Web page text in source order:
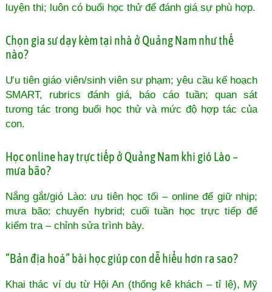
luyện thi; luôn có buổi học thử để đánh giá sự phù hợp.
Chọn gia sư dạy kèm tại nhà ở Quảng Nam như thế
nào?
Ưu tiên giáo viên/sinh viên sư phạm; yêu cầu kế hoạch
SMART, rubrics đánh giá, báo cáo tuần; quan sát
tương tác trong buổi học thử và mức độ hợp tác của
con.
Học online hay trực tiếp ở Quảng Nam khi gió Lào –
mưa bão?
Nắng gắt/gió Lào: ưu tiên học tối – online để giữ nhịp;
mưa bão: chuyển hybrid; cuối tuần học trực tiếp để
kiểm tra – chỉnh sửa trình bày.
“Bản địa hoá” bài học giúp con dễ hiểu hơn ra sao?
Khai thác ví dụ từ Hội An (thống kê khách – tỉ lệ), Mỹ